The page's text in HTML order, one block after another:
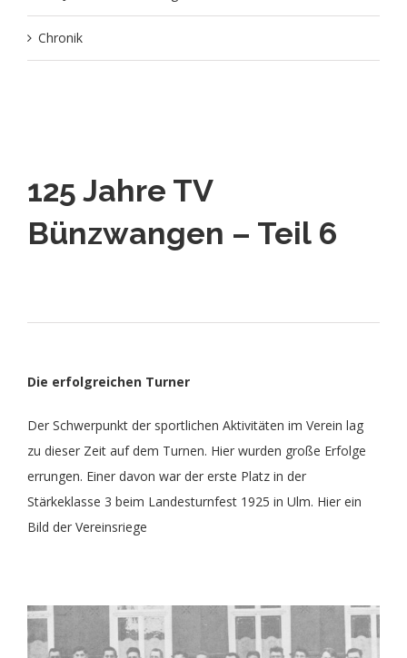
Chronik
125 Jahre TV
Bünzwangen – Teil 6
Die erfolgreichen Turner
Der Schwerpunkt der sportlichen Aktivitäten im Verein lag
zu dieser Zeit auf dem Turnen. Hier wurden große Erfolge
errungen. Einer davon war der erste Platz in der
Stärkeklasse 3 beim Landesturnfest 1925 in Ulm. Hier ein
Bild der Vereinsriege